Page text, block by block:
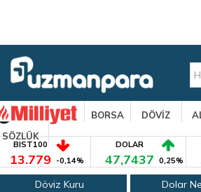
BORSA DÖVİZ
SÖZLÜK
BIST100
13.779 -0,14%
DOLAR
47,7437 0,25%
Döviz Kuru Dolar